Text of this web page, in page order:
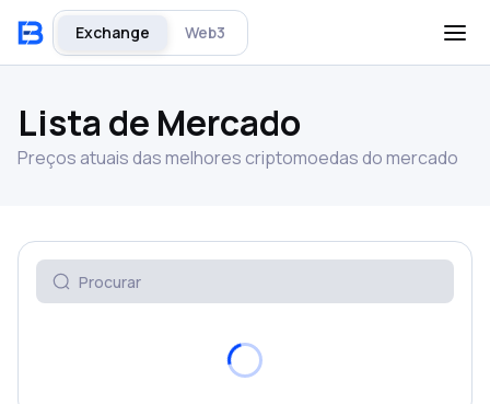
Exchange Web3
Lista de Mercado
Preços atuais das melhores criptomoedas do mercado